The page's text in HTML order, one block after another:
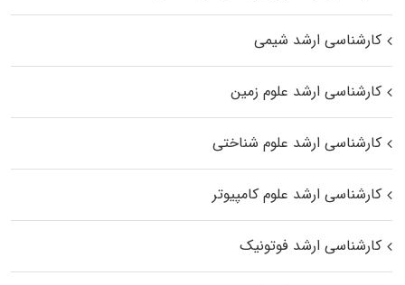
کارشناسی ارشد شیمی
کارشناسی ارشد علوم زمین
کارشناسی ارشد علوم شناختی
کارشناسی ارشد علوم کامپیوتر
کارشناسی ارشد فوتونیک